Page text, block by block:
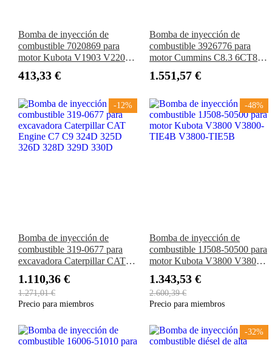
Bomba de inyección de
combustible 7020869 para
motor Kubota V1903 V2203
773 763 7753 S185 S150
413,33 €
Bomba de inyección de
combustible 3926776 para
motor Cummins C8.3 6CT8.3
1.551,57 €
-12%
Bomba de inyección de
combustible 319-0677 para
excavadora Caterpillar CAT
326D 328D 329D 330D
1.110,36 €
1.271,01 €
Precio para miembros
-48%
Bomba de inyección de
combustible 1J508-50500 para
motor Kubota V3800 V3800-
1.343,53 €
2.600,39 €
Precio para miembros
-32%